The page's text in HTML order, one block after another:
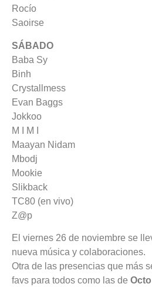
Rocío
Saoirse
SÁBADO
Baba Sy
Binh
Crystallmess
Evan Baggs
Jokkoo
M I M I
Maayan Nidam
Mbodj
Mookie
Slikback
TC80 (en vivo)
Z@p
El viernes 26 de noviembre se
nueva música y colaboraciones.
Otra de las presencias que más
favs para todos como las de